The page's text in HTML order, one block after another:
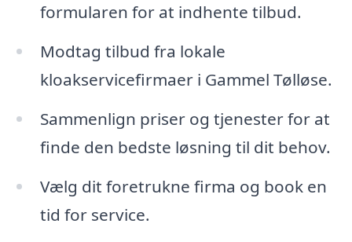
formularen for at indhente tilbud.
Modtag tilbud fra lokale
kloakservicefirmaer i Gammel Tølløse.
Sammenlign priser og tjenester for at
finde den bedste løsning til dit behov.
Vælg dit foretrukne firma og book en
tid for service.